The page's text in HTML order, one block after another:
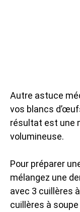
Autre astuce
vos blancs
résultat est une
volumineuse.
Pour préparer
mélangez une
avec 3 cuillères
cuillères à